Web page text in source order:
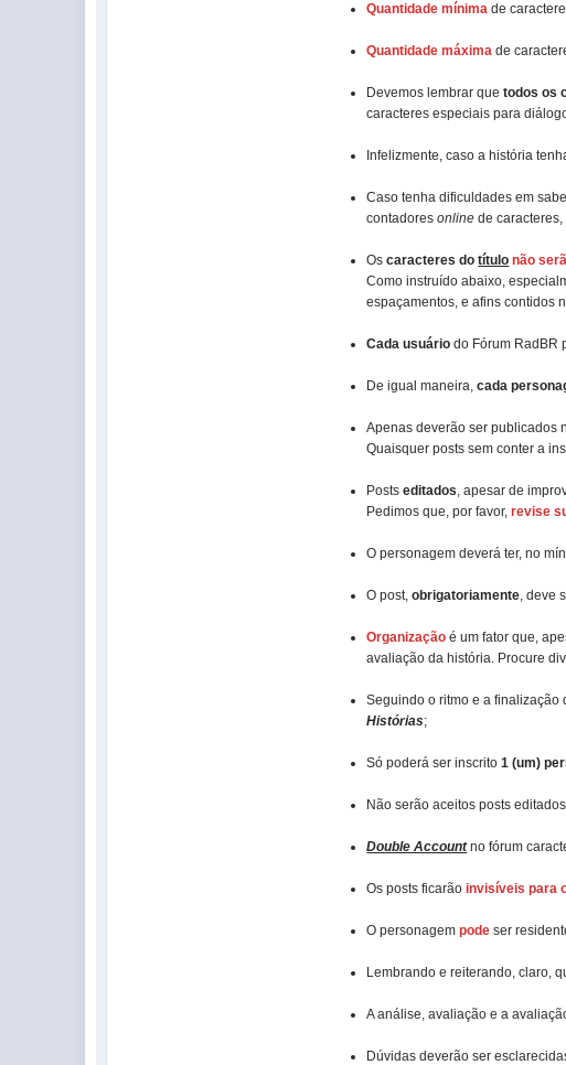
Quantidade mínima de
Quantidade máxima de
Devemos lembrar quetodos os
caracteres especiais para
Infelizmente, caso a história
Caso tenha dificuldades em
contadoresonline de
Oscaracteres dotítulo não
Como instruído abaixo,
espaçamentos, e afins contidos
Cada usuário do Fórum RadBR
De igual maneira,cada
Apenas deverão ser publicados
Quaisquer posts sem conter a
Postseditados, apesar de
Pedimos que, por favor,revise
O personagem deverá ter, no
O post,obrigatoriamente, deve
Organização é um fator que,
avaliação da história. Procure
Seguindo o ritmo e a finalização
Histórias;
Só poderá ser inscrito1 (um)
Não serão aceitos posts
Double Accountno fórum
Os posts ficarãoinvisíveis para
O personagempode ser
Lembrando e reiterando, claro,
A análise, avaliação e a
Dúvidas deverão ser